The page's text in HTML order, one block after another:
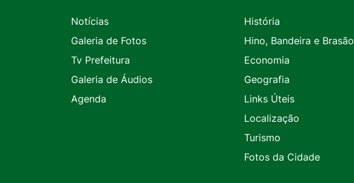
Notícias
Galeria de Fotos
Tv Prefeitura
Galeria de Áudios
Agenda
História
Hino, Bandeira e Brasão
Economia
Geografia
Links Úteis
Localização
Turismo
Fotos da Cidade